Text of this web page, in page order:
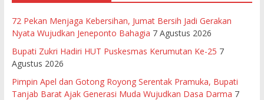
72 Pekan Menjaga Kebersihan, Jumat Bersih Jadi Gerakan
Nyata Wujudkan Jeneponto Bahagia 7 Agustus 2026
Bupati Zukri Hadiri HUT Puskesmas Kerumutan Ke-25 7
Agustus 2026
Pimpin Apel dan Gotong Royong Serentak Pramuka, Bupati
Tanjab Barat Ajak Generasi Muda Wujudkan Dasa Darma 7